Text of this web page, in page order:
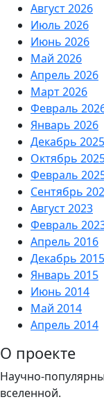
Август 2026
Июль 2026
Июнь 2026
Май 2026
Апрель 2026
Март 2026
Февраль
Январь 2026
Декабрь 2025
Октябрь
Февраль
Сентябрь
Август 2023
Февраль
Апрель 2016
Декабрь 2015
Январь 2015
Июнь 2014
Май 2014
Апрель 2014
О проекте
Научно-
вселенной.